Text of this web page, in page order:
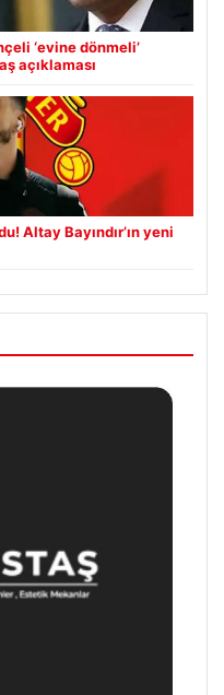
‘evine dönmeli’
açıklaması
Altay Bayındır’ın yeni